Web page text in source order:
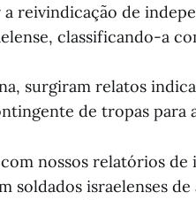
reivindicação de
classificando-a
surgiram relatos
de tropas para
nossos relatórios
soldados israelenses